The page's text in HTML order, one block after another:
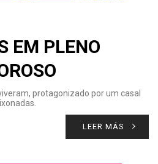
EM PLENO
protagonizado por um casal
LEER MÁS